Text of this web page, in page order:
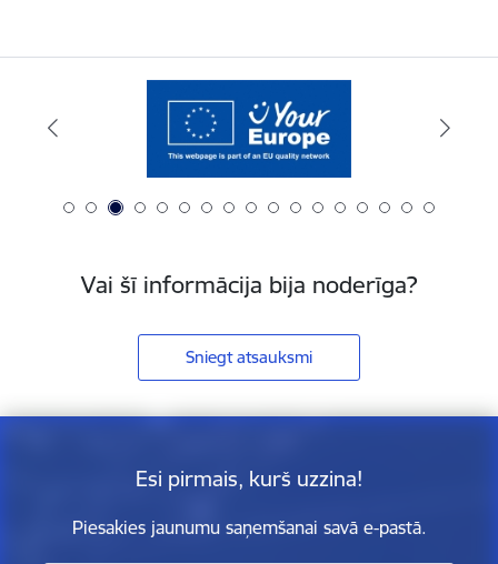
Vai šī informācija bija noderīga?
Sniegt atsauksmi
Esi pirmais, kurš uzzina!
Piesakies jaunumu saņemšanai savā e-pastā.